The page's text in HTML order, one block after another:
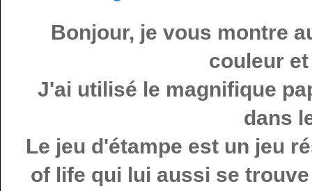
Bonjour, je vous montre
couleur
J'ai utilisé le magnifique
dans
Le jeu d'étampe est un jeu
of life qui lui aussi se